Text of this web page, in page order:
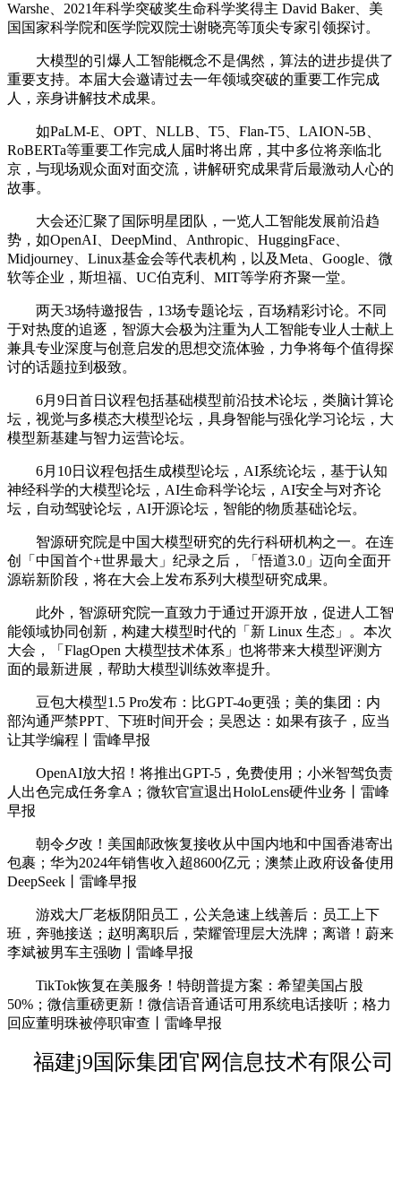
Warshe、2021年科学突破奖生命科学奖得主 David Baker、美
国国家科学院和医学院双院士谢晓亮等顶尖专家引领探讨。
大模型的引爆人工智能概念不是偶然，算法的进步提供了
重要支持。本届大会邀请过去一年领域突破的重要工作完成
人，亲身讲解技术成果。
如PaLM-E、OPT、NLLB、T5、Flan-T5、LAION-5B、
RoBERTa等重要工作完成人届时将出席，其中多位将亲临北
京，与现场观众面对面交流，讲解研究成果背后最激动人心的
故事。
大会还汇聚了国际明星团队，一览人工智能发展前沿趋
势，如OpenAI、DeepMind、Anthropic、HuggingFace、
Midjourney、Linux基金会等代表机构，以及Meta、Google、微
软等企业，斯坦福、UC伯克利、MIT等学府齐聚一堂。
两天3场特邀报告，13场专题论坛，百场精彩讨论。不同
于对热度的追逐，智源大会极为注重为人工智能专业人士献上
兼具专业深度与创意启发的思想交流体验，力争将每个值得探
讨的话题拉到极致。
6月9日首日议程包括基础模型前沿技术论坛，类脑计算论
坛，视觉与多模态大模型论坛，具身智能与强化学习论坛，大
模型新基建与智力运营论坛。
6月10日议程包括生成模型论坛，AI系统论坛，基于认知
神经科学的大模型论坛，AI生命科学论坛，AI安全与对齐论
坛，自动驾驶论坛，AI开源论坛，智能的物质基础论坛。
智源研究院是中国大模型研究的先行科研机构之一。在连
创「中国首个+世界最大」纪录之后，「悟道3.0」迈向全面开
源崭新阶段，将在大会上发布系列大模型研究成果。
此外，智源研究院一直致力于通过开源开放，促进人工智
能领域协同创新，构建大模型时代的「新 Linux 生态」。本次
大会，「FlagOpen 大模型技术体系」也将带来大模型评测方
面的最新进展，帮助大模型训练效率提升。
豆包大模型1.5 Pro发布：比GPT-4o更强；美的集团：内
部沟通严禁PPT、下班时间开会；吴恩达：如果有孩子，应当
让其学编程丨雷峰早报
OpenAI放大招！将推出GPT-5，免费使用；小米智驾负责
人出色完成任务拿A；微软官宣退出HoloLens硬件业务丨雷峰
早报
朝令夕改！美国邮政恢复接收从中国内地和中国香港寄出
包裹；华为2024年销售收入超8600亿元；澳禁止政府设备使用
DeepSeek丨雷峰早报
游戏大厂老板阴阳员工，公关急速上线善后：员工上下
班，奔驰接送；赵明离职后，荣耀管理层大洗牌；离谱！蔚来
李斌被男车主强吻丨雷峰早报
TikTok恢复在美服务！特朗普提方案：希望美国占股
50%；微信重磅更新！微信语音通话可用系统电话接听；格力
回应董明珠被停职审查丨雷峰早报
福建j9国际集团官网信息技术有限公司